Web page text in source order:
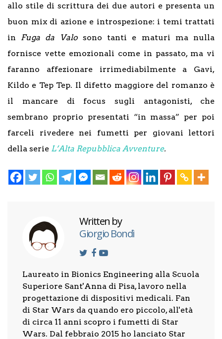
allo stile di scrittura dei due autori e presenta un
buon mix di azione e introspezione: i temi trattati
in Fuga da Valosono tanti e maturi ma nulla
fornisce vette emozionali come in passato, ma vi
faranno affezionare irrimediabilmente a Gavi,
Kildo e Tep Tep. Il difetto maggiore del romanzo è
il mancare di focus sugli antagonisti, che
sembrano proprio presentati “in massa” per poi
farceli rivedere nei fumetti per giovani lettori
della serie L’Alta Repubblica Avventure.
Written by
Giorgio Bondì
Laureato in Bionics Engineering alla Scuola
Superiore Sant'Anna di Pisa, lavoro nella
progettazione di dispositivi medicali. Fan
di Star Wars da quando ero piccolo, all'età
di circa 11 anni scopro i fumetti di Star
Wars. Dal febbraio 2015 ho lanciato Star